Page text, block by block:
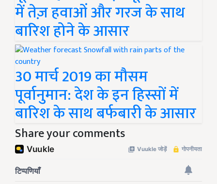
में तेज़ हवाओं और गरज के साथ
बारिश होने के आसार
30 मार्च 2019 का मौसम
पूर्वानुमान: देश के इन हिस्सों में
बारिश के साथ बर्फबारी के आसार
Share your comments